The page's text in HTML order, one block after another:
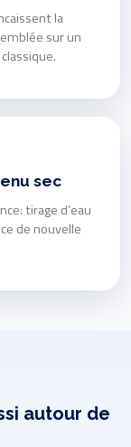
la
sur un
sec
tirage d’eau
de nouvelle
autour de